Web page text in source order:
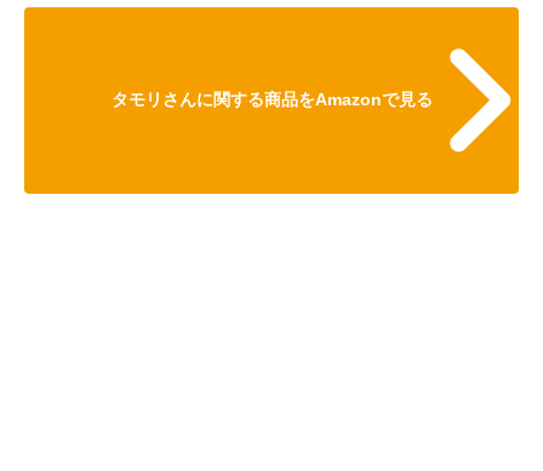
タモリさんに関する商品をAmazonで見る